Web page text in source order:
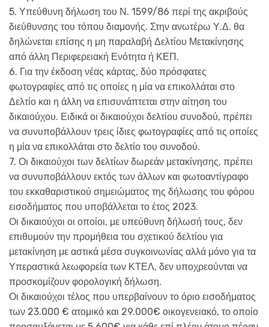
5. Υπεύθυνη δήλωση του Ν. 1599/86 περί της ακριβούς
διεύθυνσης του τόπου διαμονής. Στην ανωτέρω Υ.Δ. θα
δηλώνεται επίσης η μη παραλαβή Δελτίου Μετακίνησης
από άλλη Περιφερειακή Ενότητα ή ΚΕΠ.
6. Για την έκδοση νέας κάρτας, δύο πρόσφατες
φωτογραφίες από τις οποίες η μία να επικολλάται στο
Δελτίο και η άλλη να επισυνάπτεται στην αίτηση του
δικαιούχου. Ειδικά οι δικαιούχοι δελτίου συνοδού, πρέπει
να συνυποβάλλουν τρεις ίδιες φωτογραφίες από τις οποίες
η μία να επικολλάται στο δελτίο του συνοδού.
7. Οι δικαιούχοι των δελτίων δωρεάν μετακίνησης, πρέπει
να συνυποβάλλουν εκτός των άλλων και φωτοαντίγραφο
του εκκαθαριστικού σημειώματος της δήλωσης του φόρου
εισοδήματος που υποβάλλεται το έτος 2023.
Οι δικαιούχοι οι οποίοι, με υπεύθυνη δήλωσή τους, δεν
επιθυμούν την προμήθεια του σχετικού δελτίου για
μετακίνηση με αστικά μέσα συγκοινωνίας αλλά μόνο για τα
Υπεραστικά λεωφορεία των ΚΤΕΛ, δεν υποχρεούνται να
προσκομίζουν φορολογική δήλωση.
Οι δικαιούχοι τέλος που υπερβαίνουν το όριο εισοδήματος
των 23.000 € ατομικό και 29.000€ οικογενειακό, το οποίο